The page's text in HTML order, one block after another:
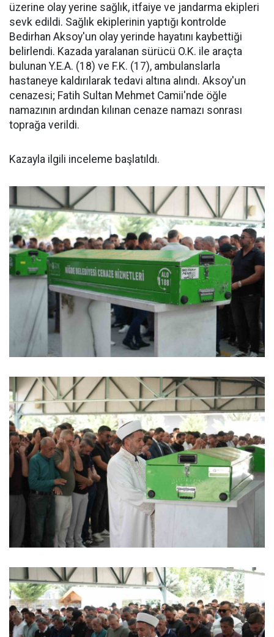
üzerine olay yerine sağlık, itfaiye ve jandarma ekipleri
sevk edildi. Sağlık ekiplerinin yaptığı kontrolde
Bedirhan Aksoy'un olay yerinde hayatını kaybettiği
belirlendi. Kazada yaralanan sürücü O.K. ile araçta
bulunan Y.E.A. (18) ve F.K. (17), ambulanslarla
hastaneye kaldırılarak tedavi altına alındı. Aksoy'un
cenazesi; Fatih Sultan Mehmet Camii'nde öğle
namazının ardından kılınan cenaze namazı sonrası
toprağa verildi.
Kazayla ilgili inceleme başlatıldı.